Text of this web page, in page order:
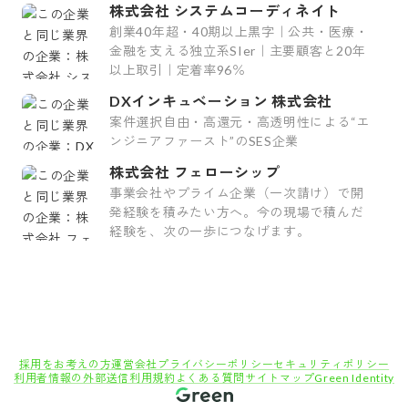
株式会社 システムコーディネイト
創業40年超・40期以上黒字｜公共・医療・
金融を支える独立系SIer｜主要顧客と20年
以上取引｜定着率96％
DXインキュベーション 株式会社
案件選択自由・高還元・高透明性による“エ
ンジニアファースト”のSES企業
株式会社 フェローシップ
事業会社やプライム企業（一次請け）で開
発経験を積みたい方へ。今の現場で積んだ
経験を、次の一歩につなげます。
採用をお考えの方運営会社 プライバシーポリシーセキュリティポリシー
利用者情報の外部送信利用規約 よくある質問 サイトマップGreen Identity